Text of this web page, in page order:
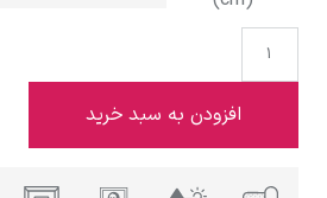
کامی پیسارو
افزودن به سبد خرید